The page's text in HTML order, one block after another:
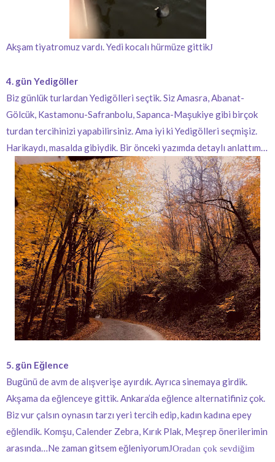
Akşam tiyatromuz vardı. Yedi kocalı hürmüze gittikJ
4. gün Yedigöller
Biz günlük turlardan Yedigölleri seçtik. Siz Amasra, Abanat-
Gölcük, Kastamonu-Safranbolu, Sapanca-Maşukiye gibi birçok
turdan tercihinizi yapabilirsiniz. Ama iyi ki Yedigölleri seçmişiz.
Harikaydı, masalda gibiydik. Bir önceki yazımda detaylı anlattım…
5. gün Eğlence
Bugünü de avm de alışverişe ayırdık. Ayrıca sinemaya girdik.
Akşama da eğlenceye gittik. Ankara’da eğlence alternatifiniz çok.
Biz vur çalsın oynasın tarzı yeri tercih edip, kadın kadına epey
eğlendik. Komşu, Calender Zebra, Kırık Plak, Meşrep önerilerimin
arasında…Ne zaman gitsem eğleniyorumJOradan çok sevdiğim